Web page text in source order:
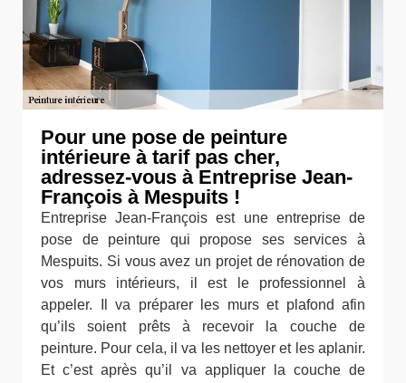
Pour une pose de peinture
intérieure à tarif pas cher,
adressez-vous à Entreprise Jean-
François à Mespuits !
Entreprise Jean-François est une entreprise de
pose de peinture qui propose ses services à
Mespuits. Si vous avez un projet de rénovation de
vos murs intérieurs, il est le professionnel à
appeler. Il va préparer les murs et plafond afin
qu’ils soient prêts à recevoir la couche de
peinture. Pour cela, il va les nettoyer et les aplanir.
Et c’est après qu’il va appliquer la couche de